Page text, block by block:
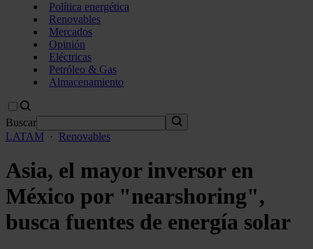
Política energética
Renovables
Mercados
Opinión
Eléctricas
Petróleo & Gas
Almacenamiento
Buscar
LATAM · Renovables
Asia, el mayor inversor en
México por "nearshoring",
busca fuentes de energía solar